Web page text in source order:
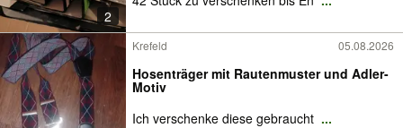
2
Krefeld 05.08.2026
Hosenträger mit Rautenmuster und Adler-
Motiv
Ich verschenke diese gebraucht ...